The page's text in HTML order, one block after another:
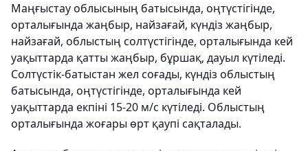
Маңғыстау облысының батысында, оңтүстігінде,
орталығында жаңбыр, найзағай, күндіз жаңбыр,
найзағай, облыстың солтүстігінде, орталығында кей
уақыттарда қатты жаңбыр, бұршақ, дауыл күтіледі.
Солтүстік-батыстан жел соғады, күндіз облыстың
батысында, оңтүстігінде, орталығында кей
уақыттарда екпіні 15-20 м/с күтіледі. Облыстың
орталығында жоғары өрт қаупі сақталады.